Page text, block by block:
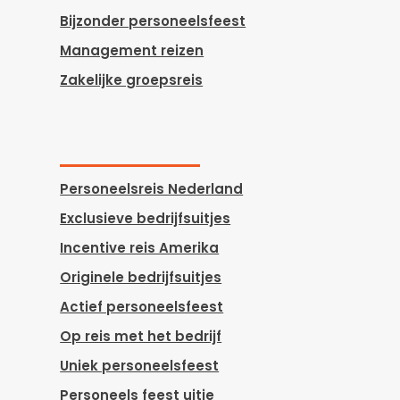
Bijzonder personeelsfeest
Management reizen
Zakelijke groepsreis
Personeelsreis Nederland
Exclusieve bedrijfsuitjes
Incentive reis Amerika
Originele bedrijfsuitjes
Actief personeelsfeest
Op reis met het bedrijf
Uniek personeelsfeest
Personeels feest uitje